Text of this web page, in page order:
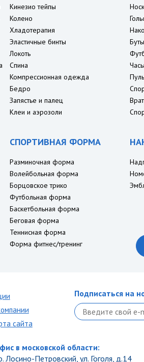
Кинезио тейпы
Колено
Хладотерапия
Эластичные бинты
Локоть
Спина
Компрессионная одежда
Бедро
Запястье и палец
Клеи и аэрозоли
СПОРТИВНАЯ ФОРМА
Разминочная форма
Волейбольная форма
Борцовское трико
Футбольная форма
Баскетбольная форма
Беговая форма
Теннисная форма
Форма фитнес/тренинг
сайта
Подписаться на
в московской области:
Лосино-Петровский, ул. Гоголя, д.14